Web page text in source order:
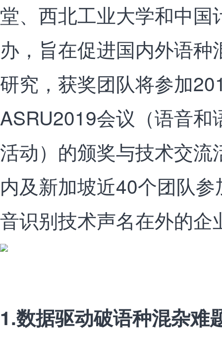
堂、西北工业大学和中国
办，旨在促进国内外语
研究，获奖团队将参加
ASRU2019会议（语音
活动）的颁奖与技术交流
内及新加坡近40个团队
音识别技术声名在外的
1.数据驱动破语种混杂难